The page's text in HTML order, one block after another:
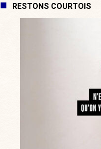
RESTONS COURTOIS